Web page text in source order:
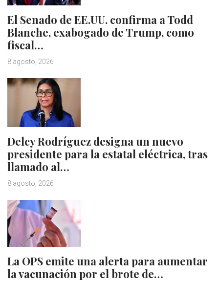
El Senado de EE.UU. confirma a Todd
Blanche, exabogado de Trump, como
fiscal…
8 agosto, 2026
Delcy Rodríguez designa un nuevo
presidente para la estatal eléctrica, tras
llamado al…
8 agosto, 2026
La OPS emite una alerta para aumentar
la vacunación por el brote de…